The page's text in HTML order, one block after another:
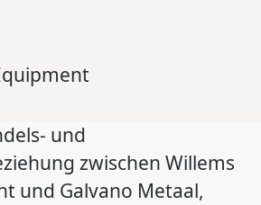
und
zwischen Willems
und Galvano Metaal,